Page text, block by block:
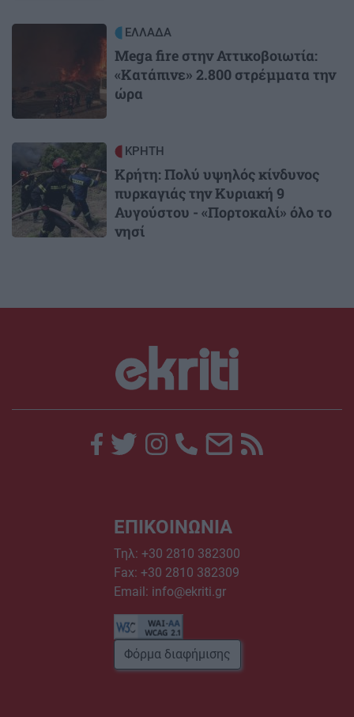
ΕΛΛΑΔΑ
Mega fire στην Αττικοβοιωτία:
«Κατάπινε» 2.800 στρέμματα την
ώρα
Image ΚΡΗΤΗ
Κρήτη: Πολύ υψηλός κίνδυνος
πυρκαγιάς την Κυριακή 9
Αυγούστου - «Πορτοκαλί» όλο το
νησί
ΕΠΙΚΟΙΝΩΝΙΑ
Τηλ: +30 2810 382300
Fax: +30 2810 382309
Email: info@ekriti.gr
Φόρμα διαφήμισης